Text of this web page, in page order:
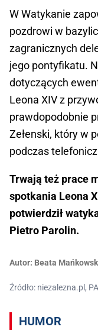
W Watykanie
pozdrowi w
zagranicznych
jego pontyfikatu.
dotyczących
Leona XIV z
prawdopodobnie
Zełenski, który w
podczas
Trwają też prace
spotkania Leona
potwierdził
Pietro Parolin.
Autor: Beata
Źródło: niezalezna.pl,
HUMOR